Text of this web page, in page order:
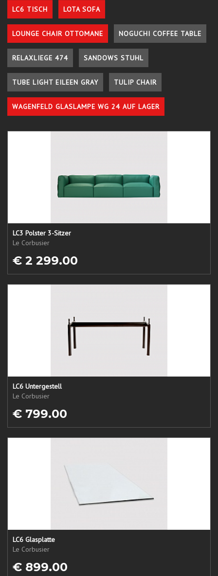
LC6 TISCH LOTA SOFA
LOUNGE CHAIR OTTOMANE NOGUCHI COFFEE TABLE
RELAXLIEGE 474 SANDOWS STUHL
TUBE LIGHT EILEEN GRAY TULIP CHAIR
WAGENFELD GLASLAMPE WG 24 AUF LAGER
LC3 Polster 3-Sitzer
Le Corbusier
€ 2 299.00
LC6 Untergestell
Le Corbusier
€ 799.00
LC6 Glasplatte
Le Corbusier
€ 899.00